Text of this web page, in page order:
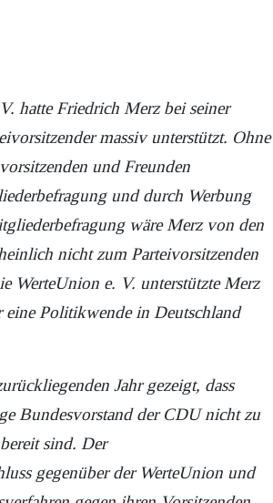
hatte Friedrich Merz bei seiner
massiv unterstützt. Ohne
und Freunden
und durch Werbung
wäre Merz von den
nicht zum Parteivorsitzenden
WerteUnion e. V. unterstützte Merz
eine Politikwende in Deutschland
Jahr gezeigt, dass
Bundesvorstand der CDU nicht zu
sind. Der
gegenüber der WerteUnion und